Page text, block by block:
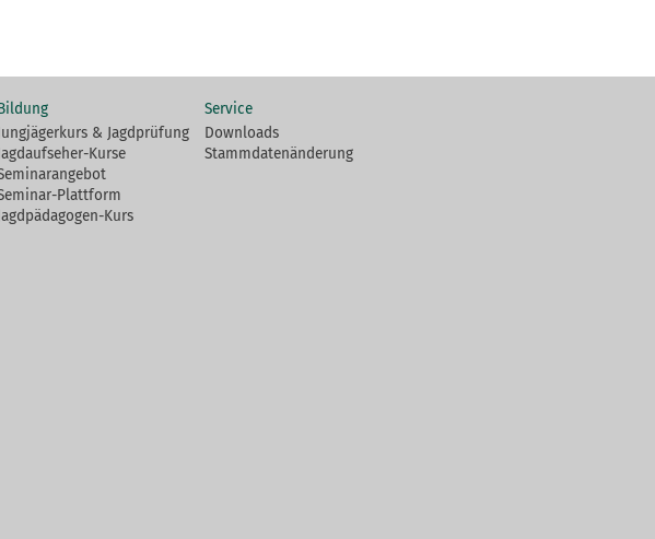
& Jagdprüfung
Kurse
Plattform
Kurs
Service
Downloads
Stammdatenänderung